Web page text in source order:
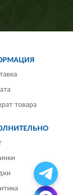
товара